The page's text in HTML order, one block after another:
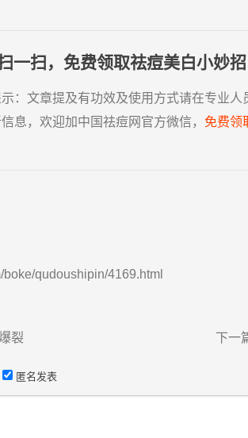
一扫，免费领取祛痘美白小妙招
： 文章提及有功效及使用方式请在专业
息，欢迎加中国祛痘网官方微信， 免费领
qudoushipin/4169.html
裂 下一
匿名发表